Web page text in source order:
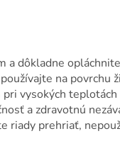
a dôkladne
na povrchu
vysokých
a zdravotnú
riady prehriať,